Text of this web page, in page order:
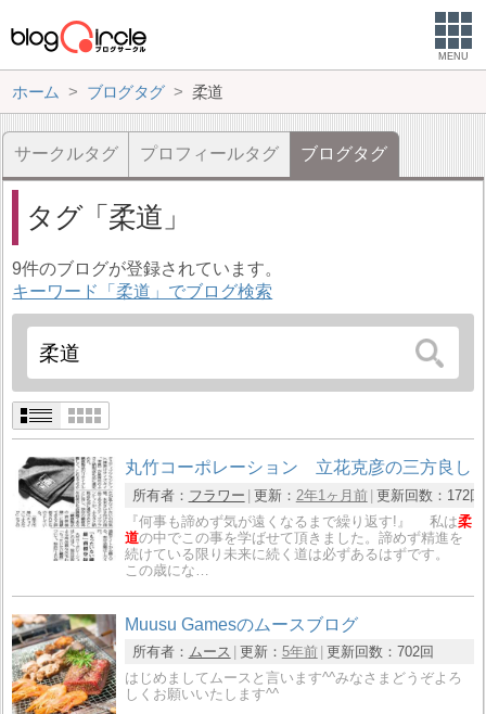
MENU
ホーム ブログタグ 柔道
サークルタグ プロフィールタグ ブログタグ
タグ 柔道
9件のブログが登録されています。
キーワード「柔道」でブログ検索
丸竹コーポレーション 立花克彦の三方良し
所有者： フラワー 更新： 2年1ヶ月前 更新回数： 172回
『何事も諦めず気が遠くなるまで繰り返す!』 私は柔
道の中でこの事を学ばせて頂きました。諦めず精進を
続けている限り未来に続く道は必ずあるはずです。
この歳にな…
Muusu Gamesのムースブログ
所有者： ムース 更新： 5年前 更新回数： 702回
はじめましてムースと言います^^みなさまどうぞよろ
しくお願いいたします^^